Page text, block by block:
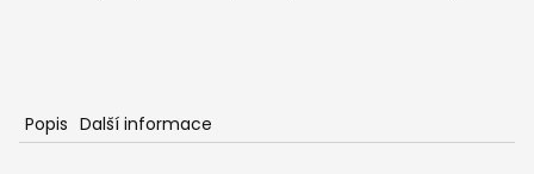
Popis Další informace